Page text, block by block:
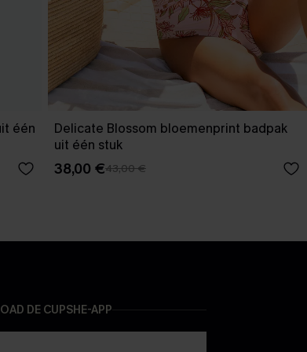
één
Delicate Blossom bloemenprint badpak
uit één stuk
38,00 €43,00 €
DE CUPSHE-APP